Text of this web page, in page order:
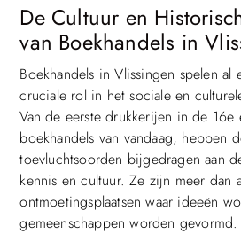
De Cultuur en
van Boekhandels in
Boekhandels in Vlissingen spelen al
cruciale rol in het sociale en
Van de eerste drukkerijen in de
boekhandels van vandaag, hebben
toevluchtsoorden bijgedragen aan
kennis en cultuur. Ze zijn meer dan
ontmoetingsplaatsen waar ideeën
gemeenschappen worden gevormd.